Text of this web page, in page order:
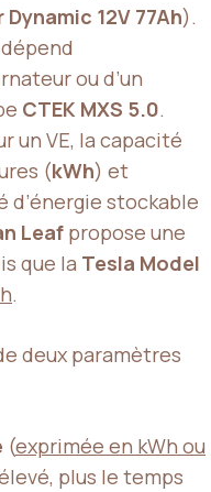
12V 77Ah).
ou d’un
CTEK MXS 5.0.
un VE, la capacité
(kWh) et
d’énergie stockable
Leaf propose une
que la Tesla Model
.
deux paramètres
(exprimée en kWh ou
plus le temps